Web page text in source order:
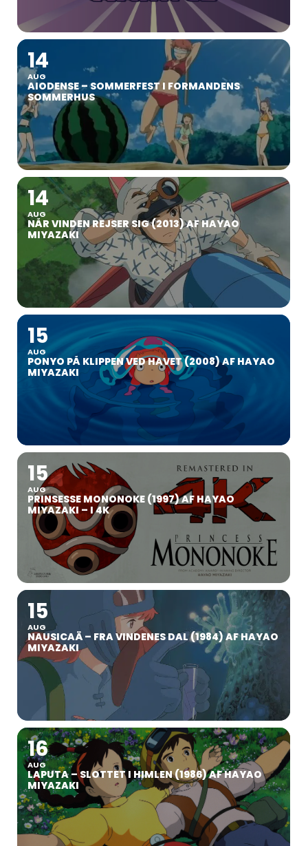
14
AUG
AIODENSE – SOMMERFEST I FORMANDENS
SOMMERHUS
14
AUG
NÅR VINDEN REJSER SIG (2013) AF HAYAO
MIYAZAKI
15
AUG
PONYO PÅ KLIPPEN VED HAVET (2008) AF HAYAO
MIYAZAKI
15
AUG
PRINSESSE MONONOKE (1997) AF HAYAO
MIYAZAKI – I 4K
15
AUG
NAUSICAÄ – FRA VINDENES DAL (1984) AF HAYAO
MIYAZAKI
16
AUG
LAPUTA – SLOTTET I HIMLEN (1986) AF HAYAO
MIYAZAKI